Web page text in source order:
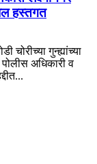
हस्तगत
चोरीच्या गुन्ह्यांच्या
अधिकारी व